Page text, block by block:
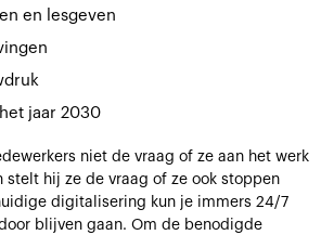
en lesgeven
jaar 2030
niet de vraag of ze aan het werk
stelt hij ze de vraag of ze ook stoppen
digitalisering kun je immers 24/7
blijven gaan. Om de benodigde